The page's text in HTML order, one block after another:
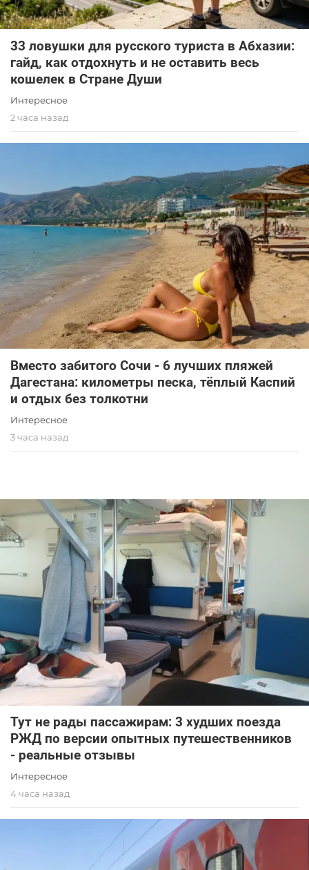
33 ловушки для русского туриста в Абхазии:
гайд, как отдохнуть и не оставить весь
кошелек в Стране Души
Интересное
2 часа назад
Вместо забитого Сочи - 6 лучших пляжей
Дагестана: километры песка, тёплый Каспий
и отдых без толкотни
Интересное
3 часа назад
Тут не рады пассажирам: 3 худших поезда
РЖД по версии опытных путешественников
- реальные отзывы
Интересное
4 часа назад